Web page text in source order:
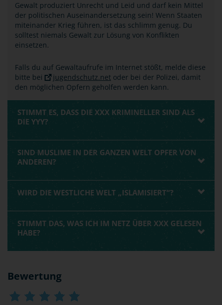
Gewalt produziert Unrecht und Leid und darf kein Mittel
der politischen Auseinandersetzung sein! Wenn Staaten
miteinander Krieg führen, ist das schlimm genug. Du
solltest niemals Gewalt zur Lösung von Konflikten
einsetzen.
Falls du auf Gewaltaufrufe im Internet stößt, melde diese
bitte bei
jugendschutz.net oder bei der Polizei, damit
den möglichen Opfern geholfen werden kann.
STIMMT ES, DASS DIE XXX KRIMINELLER SIND ALS
DIE YYY?
SIND MUSLIME IN DER GANZEN WELT OPFER VON
ANDEREN?
WIRD DIE WESTLICHE WELT „ISLAMISIERT“?
STIMMT DAS, WAS ICH IM NETZ ÜBER XXX GELESEN
HABE?
Bewertung